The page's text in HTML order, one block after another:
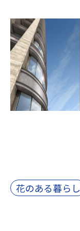
花のある暮らし